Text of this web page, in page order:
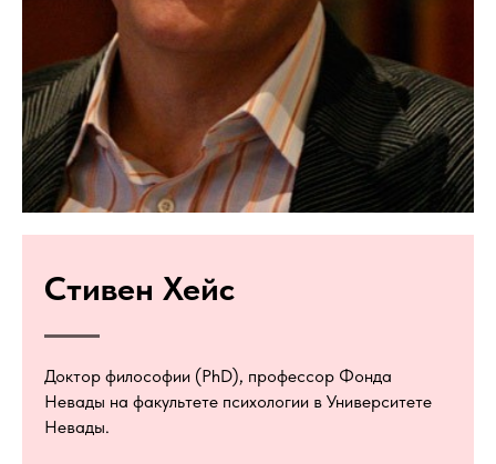
Стивен Хейс
Доктор философии (PhD), профессор Фонда
Невады на факультете психологии в Университете
Невады.